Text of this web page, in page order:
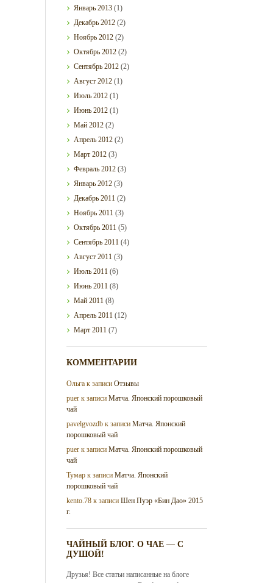
Январь2013 (1)
Декабрь2012 (2)
Ноябрь2012 (2)
Октябрь2012 (2)
Сентябрь2012 (2)
Август2012 (1)
Июль2012 (1)
Июнь2012 (1)
Май2012 (2)
Апрель2012 (2)
Март2012 (3)
Февраль2012 (3)
Январь2012 (3)
Декабрь2011 (2)
Ноябрь2011 (3)
Октябрь2011 (5)
Сентябрь2011 (4)
Август2011 (3)
Июль2011 (6)
Июнь2011 (8)
Май2011 (8)
Апрель2011 (12)
Март2011 (7)
КОММЕНТАРИИ
Ольга к записиОтзывы
puer к записиМатча. Японский порошковый
чай
pavelgvozdb к записиМатча. Японский
порошковый чай
puer к записиМатча. Японский порошковый
чай
Тумар к записиМатча. Японский
порошковый чай
kento.78 к записиШен Пуэр «Бин Дао» 2015
г.
ЧАЙНЫЙ БЛОГ. О ЧАЕ — С
ДУШОЙ!
Друзья! Все статьи написанные на блоге